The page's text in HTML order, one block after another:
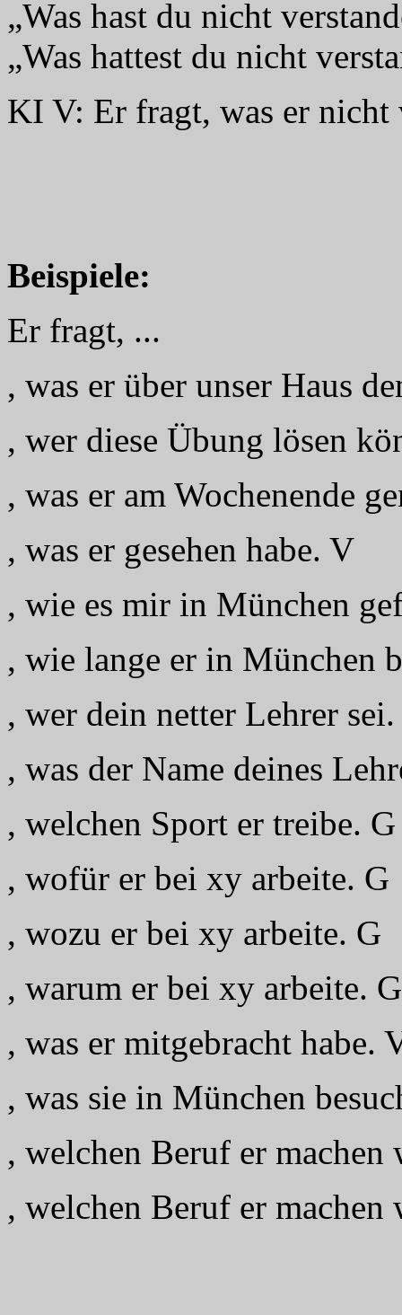
„Was hast du nicht
„Was hattest du nicht
KI V: Er fragt, was er nicht
Beispiele:
Er fragt, ...
, was er über unser Haus
, wer diese Übung lösen
, was er am Wochenende
, was er gesehen habe. V
, wie es mir in München
, wie lange er in München
, wer dein netter Lehrer
, was der Name deines
, welchen Sport er treibe. G
, wofür er bei xy arbeite. G
, wozu er bei xy arbeite. G
, warum er bei xy arbeite. G
, was er mitgebracht habe.
, was sie in München
, welchen Beruf er
, welchen Beruf er